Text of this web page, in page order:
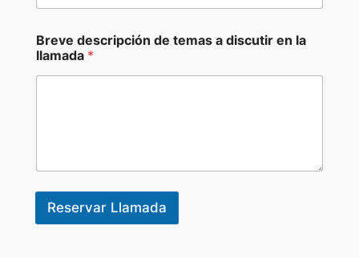
Breve descripción de temas a discutir en la
llamada *
Reservar Llamada